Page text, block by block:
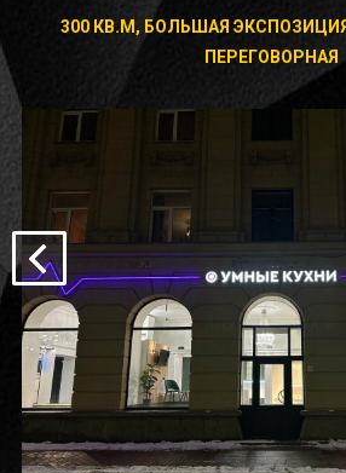
300 КВ.М, БОЛЬШАЯ
ПЕРЕГОВОРНАЯ